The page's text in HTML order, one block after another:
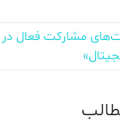
مشارکت فعال در